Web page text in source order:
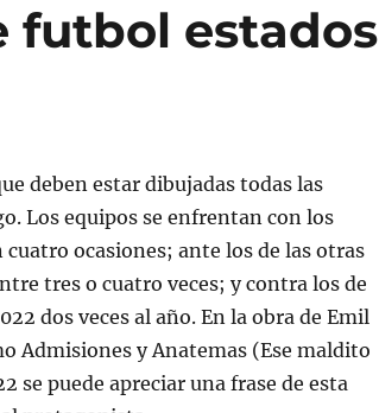
futbol estados
deben estar dibujadas todas las
Los equipos se enfrentan con los
ocasiones; ante los de las otras
tres o cuatro veces; y contra los de
dos veces al año. En la obra de Emil
Admisiones y Anatemas (Ese maldito
se puede apreciar una frase de esta